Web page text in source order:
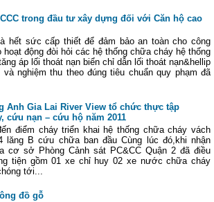
trong đầu tư xây dựng đối với Căn hộ cao
hết sức cấp thiết để đảm bảo an toàn cho công
động đòi hỏi các hệ thống chữa cháy hệ thống
áp lối thoát nạn biển chỉ dẫn lối thoát nạn&hellip
nghiệm thu theo đúng tiêu chuẩn quy phạm đã
Anh Gia Lai River View tổ chức thực tập
cứu nạn – cứu hộ năm 2011
điểm cháy triển khai hệ thống chữa cháy vách
lăng B cứu chữa ban đầu Cùng lúc đó,khi nhận
cơ sở Phòng Cảnh sát PC&CC Quận 2 đã điều
tiện gồm 01 xe chỉ huy 02 xe nước chữa cháy
tới...
đồ gỗ